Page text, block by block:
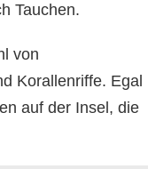
Tauchen.
von
Korallenriffe. Egal
auf der Insel, die